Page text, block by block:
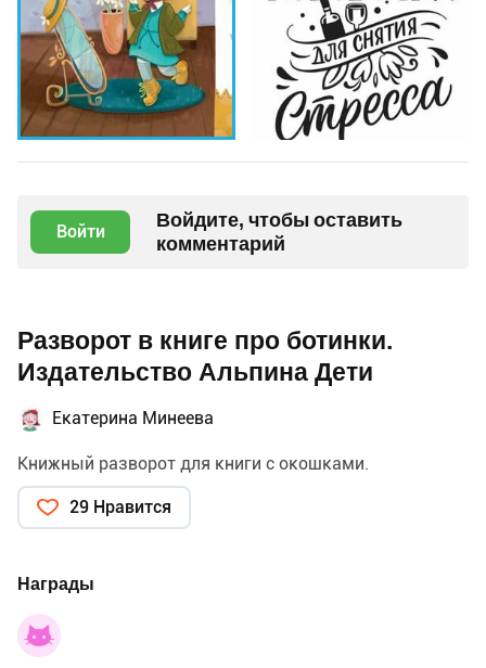
Войти
Войдите, чтобы оставить
комментарий
Разворот в книге про ботинки.
Издательство Альпина Дети
Екатерина Минеева
Книжный разворот для книги с окошками.
29 Нравится
Награды